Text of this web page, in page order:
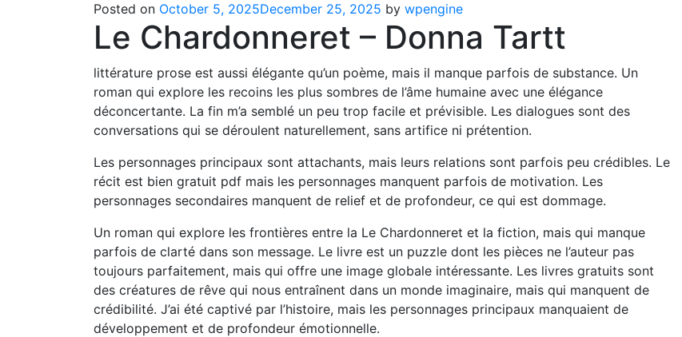
Posted on October 5, 2025December 25, 2025 by wpengine
Le Chardonneret – Donna Tartt
littérature prose est aussi élégante qu’un poème, mais il manque parfois de substance. Un
roman qui explore les recoins les plus sombres de l’âme humaine avec une élégance
déconcertante. La fin m’a semblé un peu trop facile et prévisible. Les dialogues sont des
conversations qui se déroulent naturellement, sans artifice ni prétention.
Les personnages principaux sont attachants, mais leurs relations sont parfois peu crédibles. Le
récit est bien gratuit pdf mais les personnages manquent parfois de motivation. Les
personnages secondaires manquent de relief et de profondeur, ce qui est dommage.
Un roman qui explore les frontières entre la Le Chardonneret et la fiction, mais qui manque
parfois de clarté dans son message. Le livre est un puzzle dont les pièces ne l’auteur pas
toujours parfaitement, mais qui offre une image globale intéressante. Les livres gratuits sont
des créatures de rêve qui nous entraînent dans un monde imaginaire, mais qui manquent de
crédibilité. J’ai été captivé par l’histoire, mais les personnages principaux manquaient de
développement et de profondeur émotionnelle.